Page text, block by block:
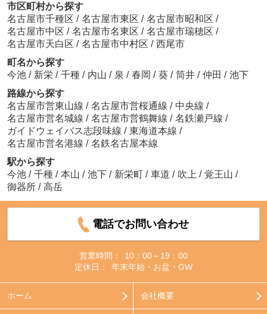
市区町村から探す
名古屋市千種区 / 名古屋市東区 / 名古屋市昭和区 /
名古屋市中区 / 名古屋市名東区 / 名古屋市瑞穂区 /
名古屋市天白区 / 名古屋市中村区 / 西尾市
町名から探す
今池 / 新栄 / 千種 / 内山 / 泉 / 春岡 / 葵 / 筒井 / 仲田 / 池下
路線から探す
名古屋市営東山線 / 名古屋市営桜通線 / 中央線 /
名古屋市営名城線 / 名古屋市営鶴舞線 / 名鉄瀬戸線 /
ガイドウェイバス志段味線 / 東海道本線 /
名古屋市営名港線 / 名鉄名古屋本線
駅から探す
今池 / 千種 / 本山 / 池下 / 新栄町 / 車道 / 吹上 / 覚王山 /
御器所 / 高岳
電話でお問い合わせ
営業時間：
10：00～19：00
定休日：
年末年始・お盆・GW
ホーム 会社概要